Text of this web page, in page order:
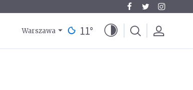
Warszawa 11°